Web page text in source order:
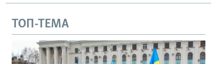
ТОП-ТЕМА